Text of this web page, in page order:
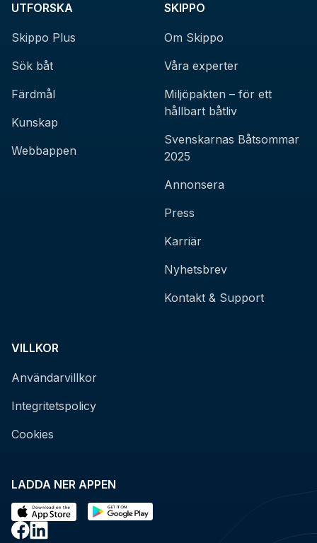
LADDA NER APPEN
UTFORSKA
Skippo Plus
Sök båt
Färdmål
Kunskap
Webbappen
SKIPPO
Om Skippo
Våra experter
Miljöpakten – för ett
hållbart båtliv
Svenskarnas Båtsommar
2025
Annonsera
Press
Karriär
Nyhetsbrev
Kontakt & Support
VILLKOR
Användarvillkor
Integritetspolicy
Cookies